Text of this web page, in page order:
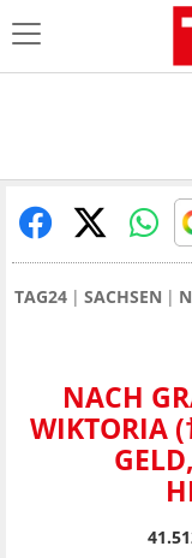
TAG24 SACHSEN
NACH
WIKTORIA